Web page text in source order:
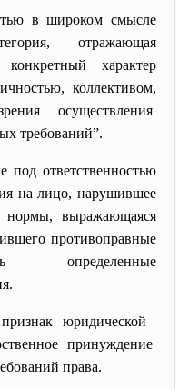
в широком смысле
отражающая
характер
коллективом,
осуществления
требований”.
подответственностью
на лицо, нарушившее
выражающаяся
противоправные
определенные
юридической
принуждение
права.